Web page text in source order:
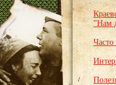
"Нам
Часто